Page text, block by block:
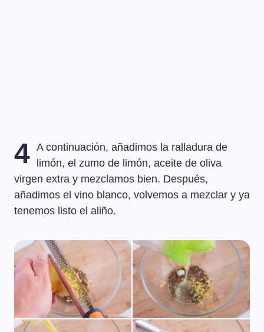
4 A continuación, añadimos la ralladura de
limón, el zumo de limón, aceite de oliva
virgen extra y mezclamos bien. Después,
añadimos el vino blanco, volvemos a mezclar y ya
tenemos listo el aliño.